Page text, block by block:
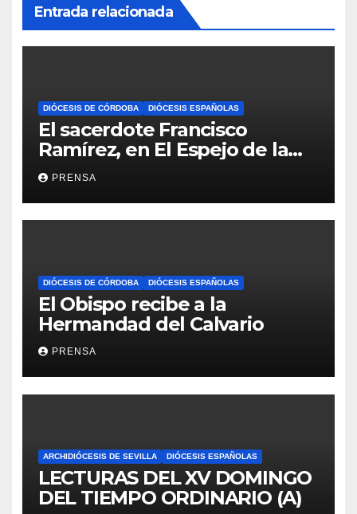
Entrada relacionada
DIÓCESIS DE CÓRDOBA DIÓCESIS ESPAÑOLAS
El sacerdote Francisco
Ramírez, en El Espejo de la
Iglesia
PRENSA
DIÓCESIS DE CÓRDOBA DIÓCESIS ESPAÑOLAS
El Obispo recibe a la
Hermandad del Calvario
PRENSA
ARCHIDIÓCESIS DE SEVILLA DIÓCESIS ESPAÑOLAS
LECTURAS DEL XV DOMINGO
DEL TIEMPO ORDINARIO (A)